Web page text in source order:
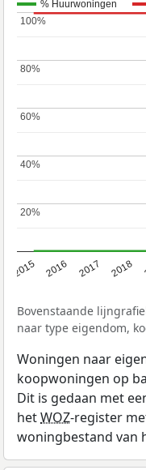
% Huurwoningen
2015 2016 2017 2018
20%
20%
40%
40%
60%
60%
80%
80%
100%
100%
Bovenstaande
naar type eigendom,
Woningen naar
koopwoningen op
Dit is gedaan met
hetWOZ-register
woningbestand van